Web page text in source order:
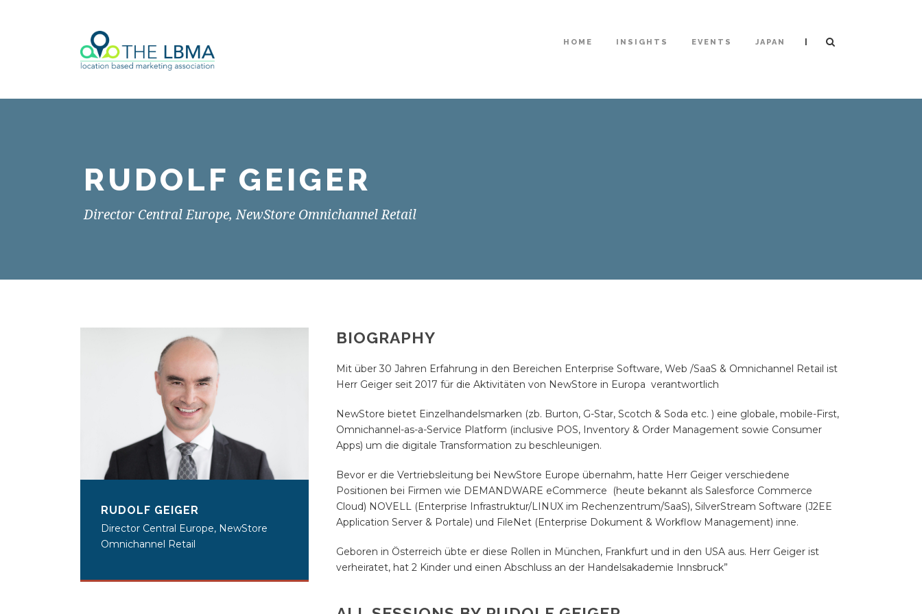
HOME INSIGHTS EVENTS JAPAN |
RUDOLF GEIGER
Director Central Europe, NewStore Omnichannel Retail
RUDOLF GEIGER
Director Central Europe, NewStore
Omnichannel Retail
BIOGRAPHY
Mit über 30 Jahren Erfahrung in den Bereichen Enterprise Software, Web /SaaS & Omnichannel Retail ist
Herr Geiger seit 2017 für die Aktivitäten von NewStore in Europa verantwortlich
NewStore bietet Einzelhandelsmarken (zb. Burton, G-Star, Scotch & Soda etc. ) eine globale, mobile-First,
Omnichannel-as-a-Service Platform (inclusive POS, Inventory & Order Management sowie Consumer
Apps) um die digitale Transformation zu beschleunigen.
Bevor er die Vertriebsleitung bei NewStore Europe übernahm, hatte Herr Geiger verschiedene
Positionen bei Firmen wie DEMANDWARE eCommerce (heute bekannt als Salesforce Commerce
Cloud) NOVELL (Enterprise Infrastruktur/LINUX im Rechenzentrum/SaaS), SilverStream Software (J2EE
Application Server & Portale) und FileNet (Enterprise Dokument & Workflow Management) inne.
Geboren in Österreich übte er diese Rollen in München, Frankfurt und in den USA aus. Herr Geiger ist
verheiratet, hat 2 Kinder und einen Abschluss an der Handelsakademie Innsbruck”